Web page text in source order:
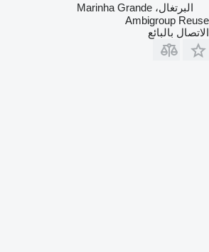
البرتغال، Marinha Grande
Ambigroup Reuse
الاتصال بالبائع